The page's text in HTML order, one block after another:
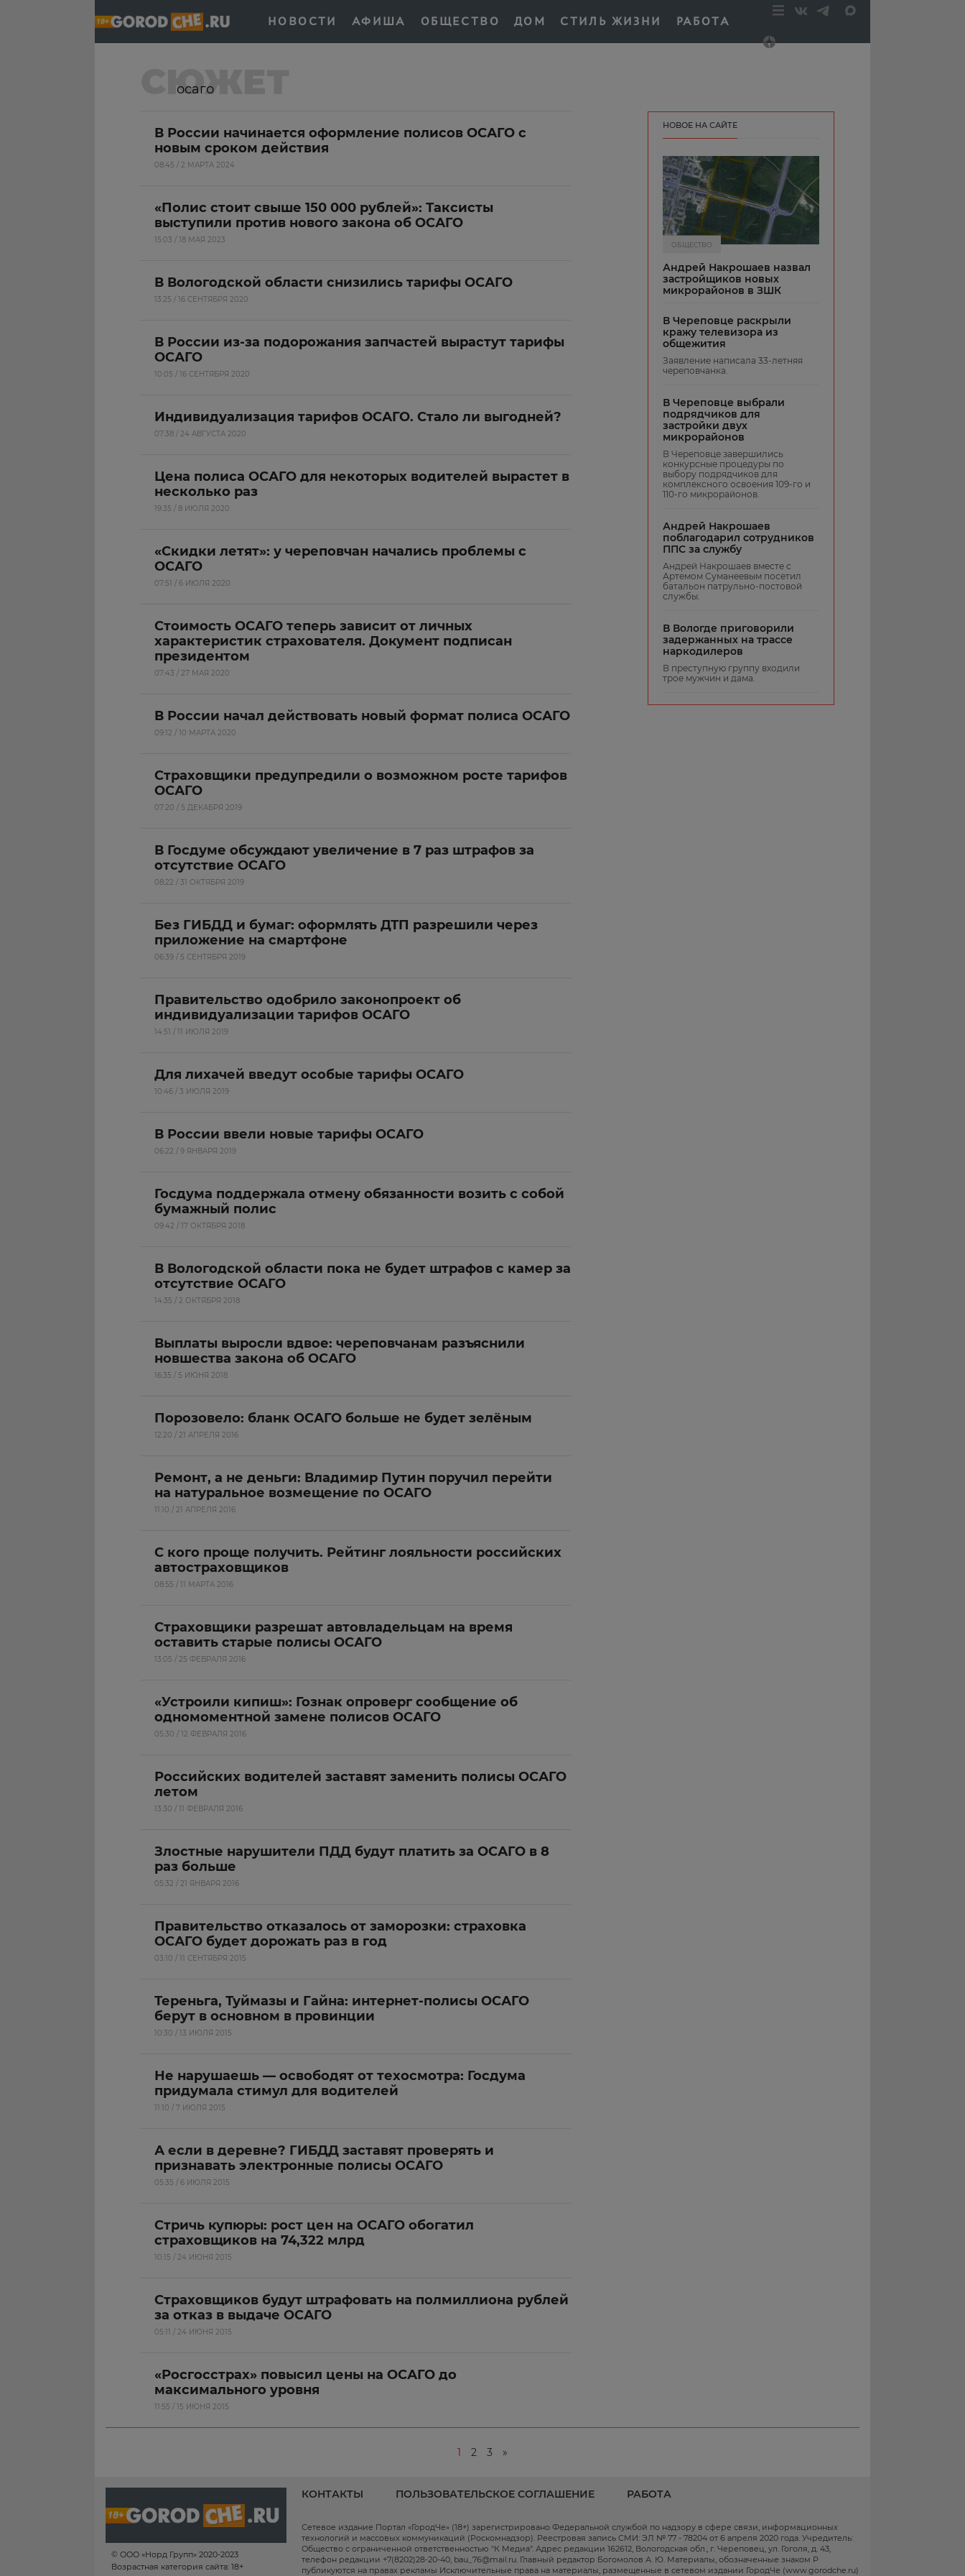
НОВОСТИ АФИША ОБЩЕСТВО ДОМ СТИЛЬ ЖИЗНИ РАБОТА
СЮЖЕТ
осаго
В России начинается оформление полисов ОСАГО с
новым сроком действия
08:45 / 2 МАРТА 2024
«Полис стоит свыше 150 000 рублей»: Таксисты
выступили против нового закона об ОСАГО
15:03 / 18 МАЯ 2023
В Вологодской области снизились тарифы ОСАГО
13:25 / 16 СЕНТЯБРЯ 2020
В России из-за подорожания запчастей вырастут тарифы
ОСАГО
10:05 / 16 СЕНТЯБРЯ 2020
Индивидуализация тарифов ОСАГО. Стало ли выгодней?
07:38 / 24 АВГУСТА 2020
Цена полиса ОСАГО для некоторых водителей вырастет в
несколько раз
19:35 / 8 ИЮЛЯ 2020
«Скидки летят»: у череповчан начались проблемы с
ОСАГО
07:51 / 6 ИЮЛЯ 2020
Стоимость ОСАГО теперь зависит от личных
характеристик страхователя. Документ подписан
президентом
07:43 / 27 МАЯ 2020
В России начал действовать новый формат полиса ОСАГО
09:12 / 10 МАРТА 2020
Страховщики предупредили о возможном росте тарифов
ОСАГО
07:20 / 5 ДЕКАБРЯ 2019
В Госдуме обсуждают увеличение в 7 раз штрафов за
отсутствие ОСАГО
08:22 / 31 ОКТЯБРЯ 2019
Без ГИБДД и бумаг: оформлять ДТП разрешили через
приложение на смартфоне
06:39 / 5 СЕНТЯБРЯ 2019
Правительство одобрило законопроект об
индивидуализации тарифов ОСАГО
14:51 / 11 ИЮЛЯ 2019
Для лихачей введут особые тарифы ОСАГО
10:46 / 3 ИЮЛЯ 2019
В России ввели новые тарифы ОСАГО
06:22 / 9 ЯНВАРЯ 2019
Госдума поддержала отмену обязанности возить с собой
бумажный полис
09:42 / 17 ОКТЯБРЯ 2018
В Вологодской области пока не будет штрафов с камер за
отсутствие ОСАГО
14:35 / 2 ОКТЯБРЯ 2018
Выплаты выросли вдвое: череповчанам разъяснили
новшества закона об ОСАГО
16:35 / 5 ИЮНЯ 2018
Порозовело: бланк ОСАГО больше не будет зелёным
12:20 / 21 АПРЕЛЯ 2016
Ремонт, а не деньги: Владимир Путин поручил перейти
на натуральное возмещение по ОСАГО
11:10 / 21 АПРЕЛЯ 2016
С кого проще получить. Рейтинг лояльности российских
автостраховщиков
08:55 / 11 МАРТА 2016
Страховщики разрешат автовладельцам на время
оставить старые полисы ОСАГО
13:05 / 25 ФЕВРАЛЯ 2016
«Устроили кипиш»: Гознак опроверг сообщение об
одномоментной замене полисов ОСАГО
05:30 / 12 ФЕВРАЛЯ 2016
Российских водителей заставят заменить полисы ОСАГО
летом
13:30 / 11 ФЕВРАЛЯ 2016
Злостные нарушители ПДД будут платить за ОСАГО в 8
раз больше
05:32 / 21 ЯНВАРЯ 2016
Правительство отказалось от заморозки: страховка
ОСАГО будет дорожать раз в год
03:10 / 11 СЕНТЯБРЯ 2015
Тереньга, Туймазы и Гайна: интернет-полисы ОСАГО
берут в основном в провинции
10:30 / 13 ИЮЛЯ 2015
Не нарушаешь — освободят от техосмотра: Госдума
придумала стимул для водителей
11:10 / 7 ИЮЛЯ 2015
А если в деревне? ГИБДД заставят проверять и
признавать электронные полисы ОСАГО
05:35 / 6 ИЮЛЯ 2015
Стричь купюры: рост цен на ОСАГО обогатил
страховщиков на 74,322 млрд
10:15 / 24 ИЮНЯ 2015
Страховщиков будут штрафовать на полмиллиона рублей
за отказ в выдаче ОСАГО
05:11 / 24 ИЮНЯ 2015
«Росгосстрах» повысил цены на ОСАГО до
максимального уровня
11:55 / 15 ИЮНЯ 2015
НОВОЕ НА САЙТЕ
ОБЩЕСТВО
Андрей Накрошаев назвал
застройщиков новых
микрорайонов в ЗШК
В Череповце раскрыли
кражу телевизора из
общежития
Заявление написала 33-летняя
череповчанка.
В Череповце выбрали
подрядчиков для
застройки двух
микрорайонов
В Череповце завершились
конкурсные процедуры по
выбору подрядчиков для
комплексного освоения 109-го и
110-го микрорайонов.
Андрей Накрошаев
поблагодарил сотрудников
ППС за службу
Андрей Накрошаев вместе с
Артемом Суманеевым посетил
батальон патрульно-постовой
службы.
В Вологде приговорили
задержанных на трассе
наркодилеров
В преступную группу входили
трое мужчин и дама.
1 2 3 »
© ООО «Норд Групп» 2020-2023
Возрастная категория сайта: 18+
КОНТАКТЫ ПОЛЬЗОВАТЕЛЬСКОЕ СОГЛАШЕНИЕ РАБОТА
Сетевое издание Портал «ГородЧе» (18+) зарегистрировано Федеральной службой по надзору в сфере связи, информационных
технологий и массовых коммуникаций (Роскомнадзор). Реестровая запись СМИ: ЭЛ № 77 - 78204 от 6 апреля 2020 года. Учредитель:
Общество с ограниченной ответственностью "К Медиа". Адрес редакции 162612, Вологодская обл., г. Череповец, ул. Гоголя, д. 43,
телефон редакции +7(8202)28-20-40, bau_76@mail.ru. Главный редактор Богомолов А. Ю. Материалы, обозначенные знаком Р
публикуются на правах рекламы Исключительные права на материалы, размещенные в сетевом издании ГородЧе (www.gorodche.ru)